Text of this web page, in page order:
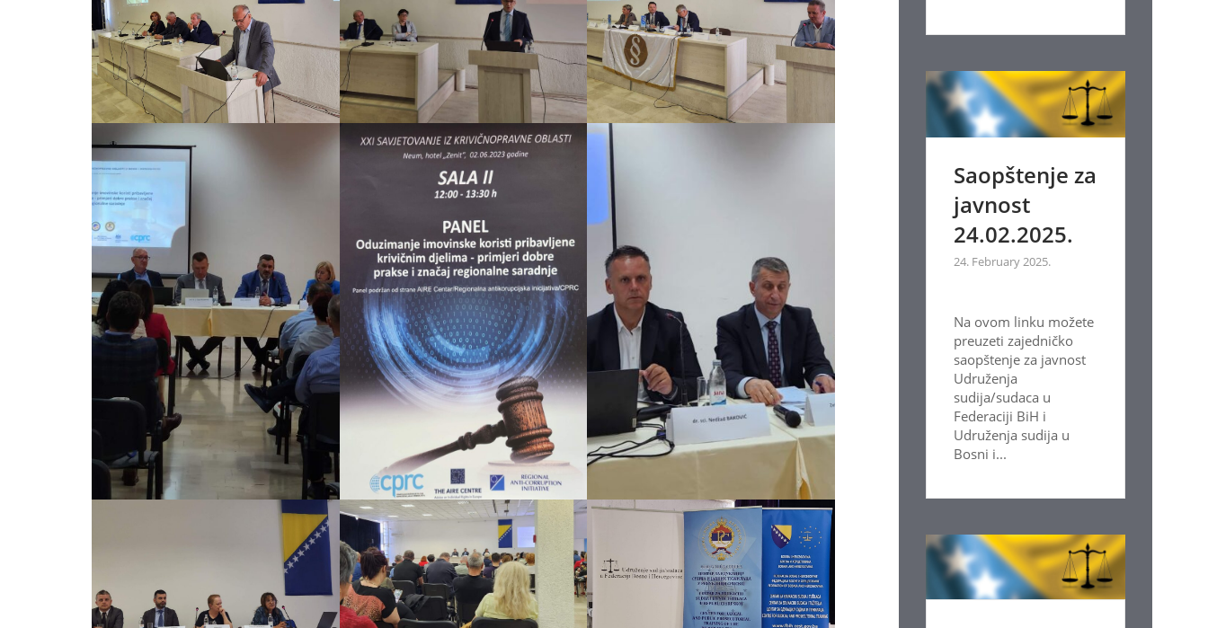
Saopštenje za
javnost
24.02.2025.
24. February 2025.
Na ovom linku možete
preuzeti zajedničko
saopštenje za javnost
Udruženja
sudija/sudaca u
Federaciji BiH i
Udruženja sudija u
Bosni i...